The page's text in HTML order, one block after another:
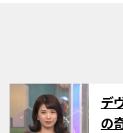
サム
デ
の